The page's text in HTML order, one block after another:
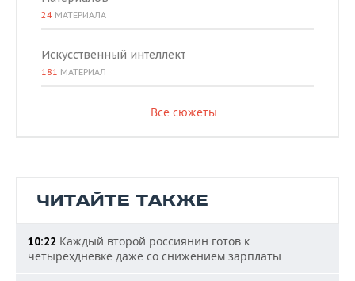
24 МАТЕРИАЛА
Искусственный интеллект
181 МАТЕРИАЛ
Все сюжеты
ЧИТАЙТЕ ТАКЖЕ
10:22 Каждый второй россиянин готов к
четырехдневке даже со снижением зарплаты